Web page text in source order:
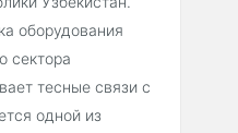
оборудования
сектора
тесные связи с
одной из